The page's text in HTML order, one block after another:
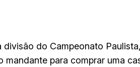
do Campeonato
para comprar uma